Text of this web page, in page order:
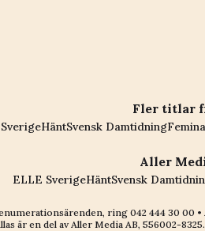
Fler titlar
HäntSvensk DamtidningFemina
Aller
ELLE SverigeHäntSvensk
ring 042 444 30 00
är en del av Aller Media AB, 556002-8325